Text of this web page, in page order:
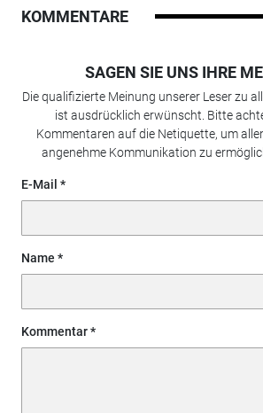
KOMMENTARE
SAGEN SIE UNS IHRE
Die qualifizierte Meinung unserer Leser zu
ist ausdrücklich erwünscht. Bitte
Kommentaren auf die Netiquette, um
angenehme Kommunikation zu
E-Mail
Name
Kommentar